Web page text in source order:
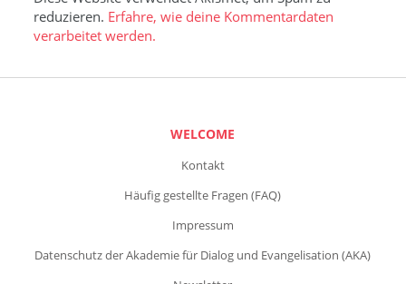
reduzieren. Erfahre, wie deine Kommentardaten
verarbeitet werden.
WELCOME
Kontakt
Häufig gestellte Fragen (FAQ)
Impressum
Datenschutz der Akademie für Dialog und Evangelisation (AKA)